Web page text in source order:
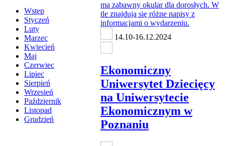
Wstęp
Styczeń
Luty
Marzec
Kwiecień
Maj
Czerwiec
Lipiec
Sierpień
Wrzesień
Październik
Listopad
Grudzień
14.10-16.12.2024
Ekonomiczny
Uniwersytet Dziecięcy
na Uniwersytecie
Ekonomicznym w
Poznaniu